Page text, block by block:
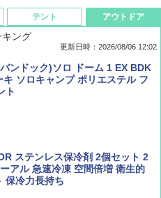
ファン ２０２６年 ９月号 [雑
ＮＥＹ ＦＡＮ)
特集 星野道夫 夢見る旅
歩き方 チェンマイ タイ北部の魅
～2027 地球の歩き方D アジア
歩き方 イタリア 2026～2027 地
ヨーロッパ
テント
ズコレクション 山善] ポップアッ
みたいに広げて畳める パッとサ
ード キューブ フルクローズ メ
カーキ PATC-150(KH)
(パイクスピーク) 着替えテン
アウトドア
ング
更新日時：2026/08/06 12:02
ンドック)ソロ ドーム 1 EX BDK
キ ソロキャンプ ポリエステル フ
ト
ステンレス保冷剤 2個セット 2
アル 急速冷凍 空間倍増 衛生的
保冷力長持ち